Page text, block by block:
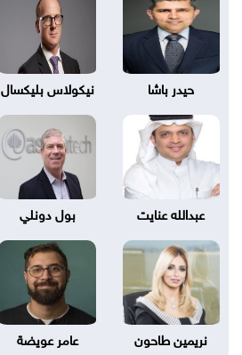
حيدر باشا نيكولاس بليكسال
عبدالله عنايت بول دونلي
نريمين طاحون عامر عويضة